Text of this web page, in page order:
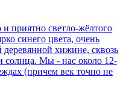
приятно светло-жёлтого
синего цвета, очень
хижине, сквозь
солнца. Мы - нас около 12-
(причем век точно не